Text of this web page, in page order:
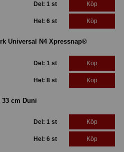
Del: 1 st Köp
Hel: 6 st Köp
Universal N4 Xpressnap®
Del: 1 st Köp
Hel: 8 st Köp
33 cm Duni
Del: 1 st Köp
Hel: 6 st Köp